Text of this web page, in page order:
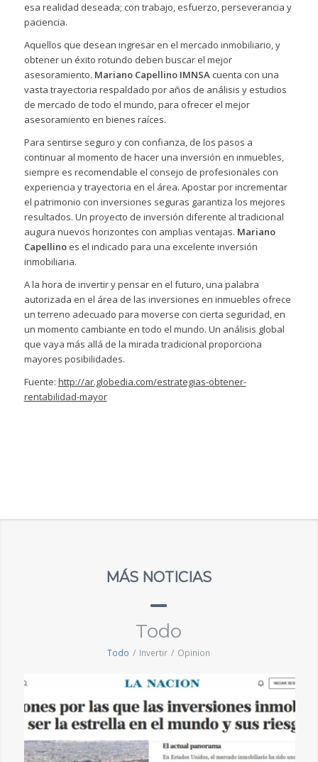
esa realidad deseada; con trabajo, esfuerzo, perseverancia y
paciencia.
Aquellos que desean ingresar en el mercado inmobiliario, y
obtener un éxito rotundo deben buscar el mejor
asesoramiento. Mariano Capellino IMNSA cuenta con una
vasta trayectoria respaldado por años de análisis y estudios
de mercado de todo el mundo, para ofrecer el mejor
asesoramiento en bienes raíces.
Para sentirse seguro y con confianza, de los pasos a
continuar al momento de hacer una inversión en inmuebles,
siempre es recomendable el consejo de profesionales con
experiencia y trayectoria en el área. Apostar por incrementar
el patrimonio con inversiones seguras garantiza los mejores
resultados. Un proyecto de inversión diferente al tradicional
augura nuevos horizontes con amplias ventajas. Mariano
Capellino es el indicado para una excelente inversión
inmobiliaria.
A la hora de invertir y pensar en el futuro, una palabra
autorizada en el área de las inversiones en inmuebles ofrece
un terreno adecuado para moverse con cierta seguridad, en
un momento cambiante en todo el mundo. Un análisis global
que vaya más allá de la mirada tradicional proporciona
mayores posibilidades.
Fuente: http://ar.globedia.com/estrategias-obtener-
rentabilidad-mayor
MÁS NOTICIAS
Todo
Todo / Invertir / Opinion